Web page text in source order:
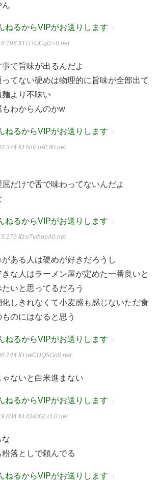
ねるからVIPがお送りします ：
ID:U+GCgf2+0.net
で旨味が出るんだよ
てない硬めは物理的に旨味が全部出て
より不味い
もわからんのかw
ねるからVIPがお送りします ：
ID:NnFqALlf0.net
だけで舌で味わってないんだよ
ねるからVIPがお送りします ：
ID:vTv/hooA0.net
ある人は硬めが好きだろうし
な人はラーメン屋が定めた一番良いと
いと思ってるだろう
しきれなくて小麦感も感じないただ食
のにはなると思う
ねるからVIPがお送りします ：
ID:jwCUQ5Go0.net
ないと白米進まない
ねるからVIPがお送りします ：
ID:/Os0GEcL0.net
な
落としで頼んでる
ねるからVIPがお送りします ：